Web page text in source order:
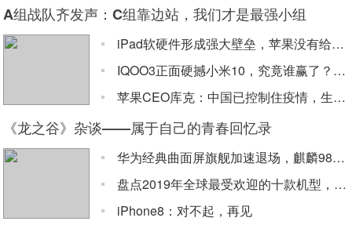
A组战队齐发声：C组靠边站，我们才是最强小组
iPad软硬件形成强大壁垒，苹果没有给平板市场
IQOO3正面硬撼小米10，究竟谁赢了？看看这
苹果CEO库克：中国已控制住疫情，生产iPho
《龙之谷》杂谈——属于自己的青春回忆录
华为经典曲面屏旗舰加速退场，麒麟980+三摄，
盘点2019年全球最受欢迎的十款机型，华为无缘
iPhone8：对不起，再见